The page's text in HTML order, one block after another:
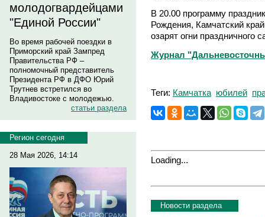
молодогвардейцами
"Единой России"
Во время рабочей поездки в
Приморский край Зампред
Правительства РФ –
полномочный представитель
Президента РФ в ДФО Юрий
Трутнев встретился во
Владивостоке с молодежью.
статьи раздела
Регион сегодня
28 Мая 2026, 14:14
В 20.00 программу
Рождения, Камчатский
озарят огни праздничного
Журнал
Теги: Камчатка юбилей
Loading...
Новости раздела